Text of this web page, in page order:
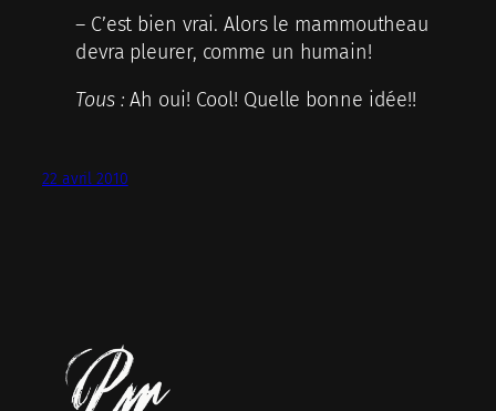
– C’est bien vrai. Alors le mammoutheau
devra pleurer, comme un humain!
Tous : Ah oui! Cool! Quelle bonne idée!!
22 avril 2010